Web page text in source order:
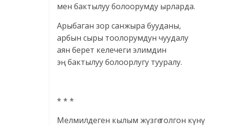
мен бактылуу болоорумду ырларда.
Арыбаган зор санжыра бууданы,
арбын сыры тоолорумдун чуудалу
аян берет келечеги элимдин
эң бактылуу болоорлугу тууралу.
* * *
Мелмилдеген кылым жүзгө толгон күнү